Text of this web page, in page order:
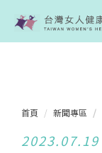
首頁 新聞專區
2023.07.19